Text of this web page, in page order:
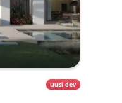
uusi dev